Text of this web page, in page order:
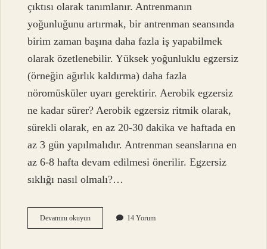
çıktısı olarak tanımlanır. Antrenmanın
yoğunluğunu artırmak, bir antrenman seansında
birim zaman başına daha fazla iş yapabilmek
olarak özetlenebilir. Yüksek yoğunluklu egzersiz
(örneğin ağırlık kaldırma) daha fazla
nöromüsküler uyarı gerektirir. Aerobik egzersiz
ne kadar sürer? Aerobik egzersiz ritmik olarak,
sürekli olarak, en az 20-30 dakika ve haftada en
az 3 gün yapılmalıdır. Antrenman seanslarına en
az 6-8 hafta devam edilmesi önerilir. Egzersiz
sıklığı nasıl olmalı?…
Devamını okuyunSağlık
Için
14 Yorum